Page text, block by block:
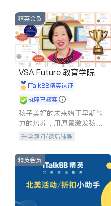
精英会员
VSA Future 教育学院
iTalkBB精英认证
执照已核实
孩子美好的未来始于早期能
力的培养，用愿景激发孩子
的学习潜力和动力。理念：
拥有成长型心态是成功的基
石。
升学顾问/课后辅导
精英会员